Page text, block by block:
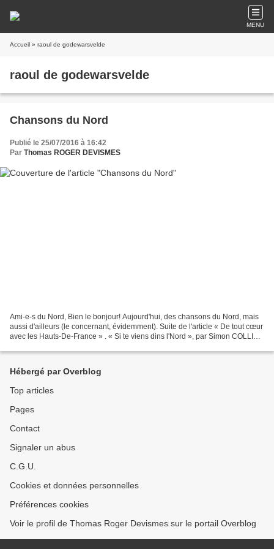
MENU
Accueil » raoul de godewarsvelde
raoul de godewarsvelde
Chansons du Nord
Publié le 25/07/2016 à 16:42
Par Thomas ROGER DEVISMES
Ami-e-s du Nord, Bien le bonjour! Aujourd'hui, des chansons du Nord, mais
aussi d'ailleurs (le concernant, évidemment). Suite de l'article « De tout cœur
avec les Hauts-De-France » . « Si te viens dins l'Nord », par Simon COLLIEZ
Hébergé par Overblog
Top articles
Pages
Contact
Signaler un abus
C.G.U.
Cookies et données personnelles
Préférences cookies
Voir le profil de Thomas Roger Devismes sur le portail Overblog